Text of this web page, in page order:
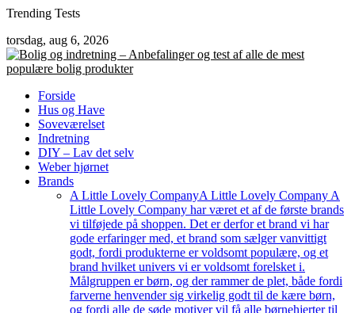
Skip
content
Trending Tests
torsdag, aug 6, 2026
Forside
Hus og Have
Soveværelset
Indretning
DIY – Lav det selv
Weber hjørnet
Brands
A Little Lovely CompanyA Little Lovely Company A
Little Lovely Company har været et af de første brands
vi tilføjede på shoppen. Det er derfor et brand vi har
gode erfaringer med, et brand som sælger vanvittigt
godt, fordi produkterne er voldsomt populære, og et
brand hvilket univers vi er voldsomt forelsket i.
Målgruppen er børn, og der rammer de plet, både fordi
farverne henvender sig virkelig godt til de kære børn,
og fordi alle de søde motiver vil få alle børnehjerter til